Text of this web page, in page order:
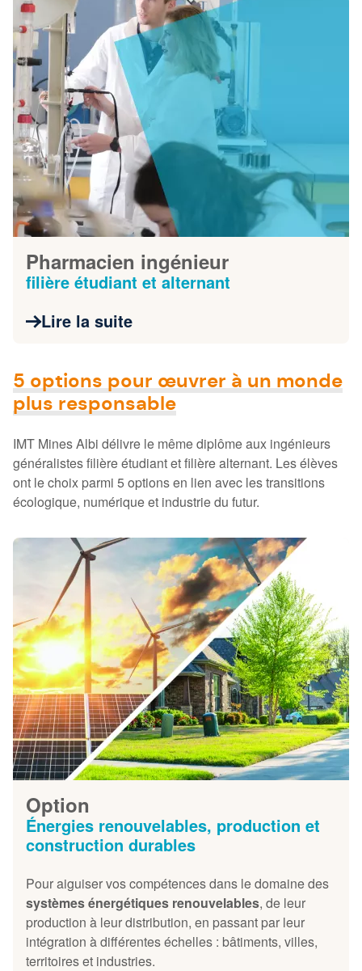
Pharmacien ingénieur
filière étudiant et alternant
Lire la suite
5 options pour œuvrer à un monde
plus responsable
IMT Mines Albi délivre le même diplôme aux ingénieurs
généralistes filière étudiant et filière alternant. Les élèves
ont le choix parmi 5 options en lien avec les transitions
écologique, numérique et industrie du futur.
Option
Énergies renouvelables, production et
construction durables
Pour aiguiser vos compétences dans le domaine des
systèmes énergétiques renouvelables, de leur
production à leur distribution, en passant par leur
intégration à différentes échelles : bâtiments, villes,
territoires et industries.